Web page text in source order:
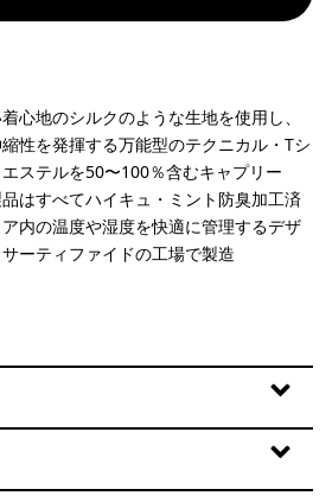
心地のシルクのような生地を使用し、
性を発揮する万能型のテクニカル・Tシ
ステルを50〜100％含むキャプリー
はすべてハイキュ・ミント防臭加工済
内の温度や湿度を快適に管理するデザ
ーティファイドの工場で製造